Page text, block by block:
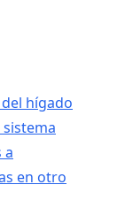
hígado
a
en otro